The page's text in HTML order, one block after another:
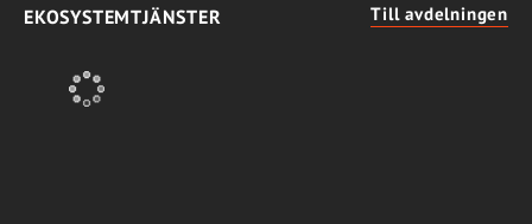
EKOSYSTEMTJÄNSTER Till avdelningen